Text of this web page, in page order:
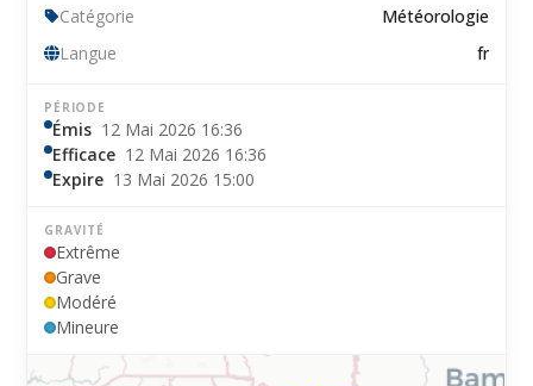
Catégorie
Météorologie
Langue
fr
PÉRIODE
Émis 12 Mai 2026 16:36
Efficace 12 Mai 2026 16:36
Expire 13 Mai 2026 15:00
GRAVITÉ
Extrême
Grave
Modéré
Mineure